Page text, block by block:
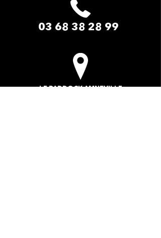
03 68 38 28 99
LE PADDOCK AMNEVILLE​